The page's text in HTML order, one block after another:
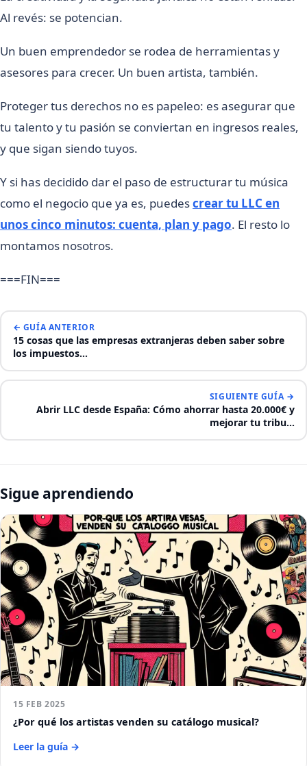
Al revés: se potencian.
Un buen emprendedor se rodea de herramientas y
asesores para crecer. Un buen artista, también.
Proteger tus derechos no es papeleo: es asegurar que
tu talento y tu pasión se conviertan en ingresos reales,
y que sigan siendo tuyos.
Y si has decidido dar el paso de estructurar tu música
como el negocio que ya es, puedescrear tu LLC en
unos cinco minutos: cuenta, plan y pago. El resto lo
montamos nosotros.
===FIN===
← GUÍA ANTERIOR
15 cosas que las empresas extranjeras deben saber sobre
los impuestos…
SIGUIENTE GUÍA →
Abrir LLC desde España: Cómo ahorrar hasta 20.000€ y
mejorar tu tribu…
Sigue aprendiendo
15 FEB 2025
¿Por qué los artistas venden su catálogo musical?
Leer la guía →